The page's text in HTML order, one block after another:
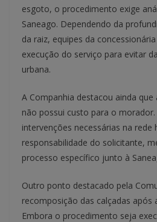
esgoto, o procedimento exige
Saneago. Dependendo da
da raiz, equipes da
execução do serviço para evitar
urbana.
A Companhia destacou ainda que
não possui custo para o
intervenções necessárias na rede
responsabilidade do solicitante,
processo específico junto à
Outro ponto destacado pela
recomposição das calçadas após
Embora o procedimento seja